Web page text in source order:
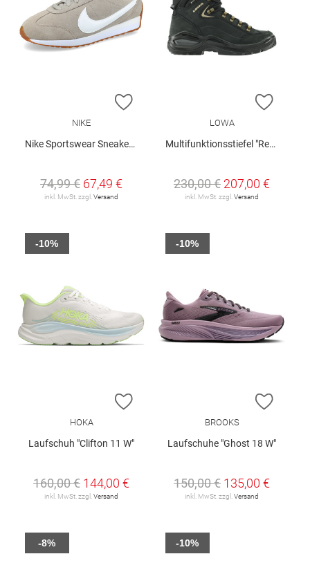
ZUR WUNSCHLISTE HINZUFÜGEN
NIKE
Nike Sportswear Sneaker "Pacific Suede"
74,99 € 67,49 €
inkl. MwSt. zzgl. Versand
ZUR
LOWA
Multifunktionsstiefel "Renegade Evo GTX Mid W"
230,00 € 207,00 €
inkl. MwSt. zzgl. Versand
ZUR WUNSCHLISTE HINZUFÜGEN
HOKA
Laufschuh "Clifton 11 W"
160,00 € 144,00 €
inkl. MwSt. zzgl. Versand
-10%
ZUR
BROOKS
Laufschuhe "Ghost 18 W"
150,00 € 135,00 €
inkl. MwSt. zzgl. Versand
-10%
-8% -10%